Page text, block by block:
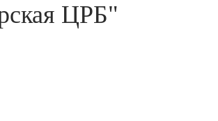
ЦРБ"